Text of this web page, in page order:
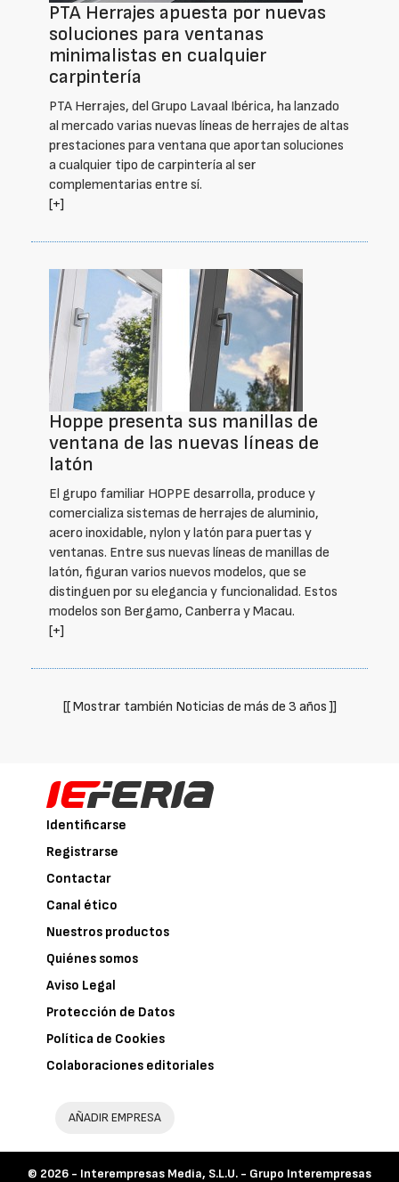
PTA Herrajes apuesta por nuevas
soluciones para ventanas
minimalistas en cualquier
carpintería
PTA Herrajes, del Grupo Lavaal Ibérica, ha lanzado
al mercado varias nuevas líneas de herrajes de altas
prestaciones para ventana que aportan soluciones
a cualquier tipo de carpintería al ser
complementarias entre sí.
[+]
Hoppe presenta sus manillas de
ventana de las nuevas líneas de
latón
El grupo familiar HOPPE desarrolla, produce y
comercializa sistemas de herrajes de aluminio,
acero inoxidable, nylon y latón para puertas y
ventanas. Entre sus nuevas líneas de manillas de
latón, figuran varios nuevos modelos, que se
distinguen por su elegancia y funcionalidad. Estos
modelos son Bergamo, Canberra y Macau.
[+]
[[ Mostrar también Noticias de más de 3 años ]]
Identificarse
Registrarse
Contactar
Canal ético
Nuestros productos
Quiénes somos
Aviso Legal
Protección de Datos
Política de Cookies
Colaboraciones editoriales
AÑADIR EMPRESA
© 2026 - Interempresas Media, S.L.U. - Grupo Interempresas